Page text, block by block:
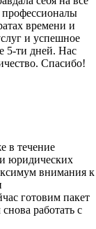
времени и
и успешное
5-ти дней. Нас
Спасибо!
в течение
юридических
внимания к
готовим пакет
работать с